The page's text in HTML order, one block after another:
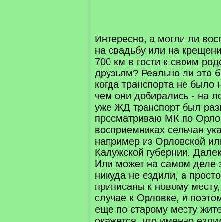
Интересно, а могли ли
на свадьбу или на
700 км в гости к своим
друзьям? Реально ли это
когда транспорта не было
чем они добирались - на
уже ЖД транспорт был
просматриваю МК по
восприемниках сельчан
например из Орловской
Калужской губернии.
Или может на самом деле
никуда не ездили, а
приписаны к новому
случае к Орловке, и
еще по старому месту